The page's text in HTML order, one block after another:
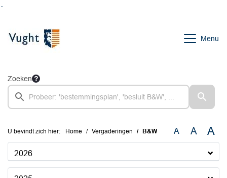
Menu
Zoeken
U bevindt zich hier: Home Vergaderingen B&W A A A
2026